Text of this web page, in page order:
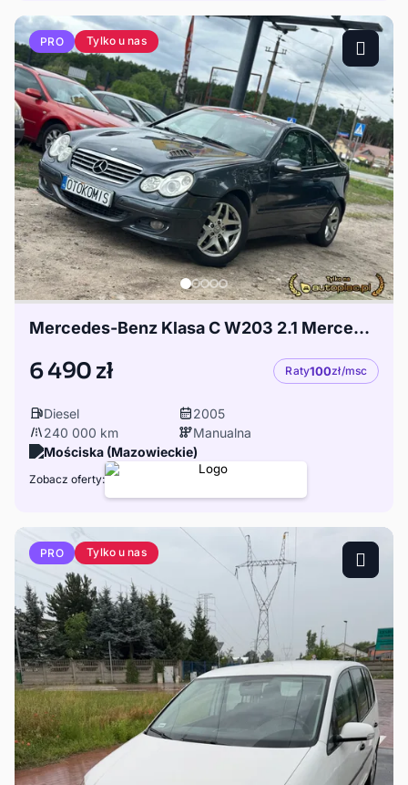
PRO Tylko u nas
Mercedes-Benz Klasa C W203 2.1 Mercedes SportCoupé 2.2 CDI | Polift | Xenon | Super stan
6 490 zł Raty100zł/msc
Diesel
2005
240 000 km
Manualna
Mościska (Mazowieckie)
Zobacz oferty:
PRO Tylko u nas